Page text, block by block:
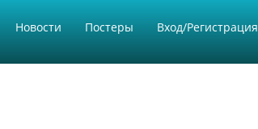
Новости Постеры Вход/Регистрация